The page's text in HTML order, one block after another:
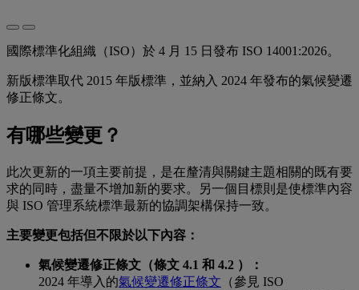
國際標準化組織（ISO）於 4 月 15 日發布 ISO 14001:2026。
新版標準取代 2015 年版標準，並納入 2024 年發布的氣候變遷
修正條文。
有哪些變更？
此次更新的一項主要前提，是在釐清與關鍵主題相關的既有要
求的同時，盡量不增加新的要求。另一個目標則是使標準內容
與 ISO 管理系統標準最新的協調架構保持一致。
主要變更包括但不限於以下內容：
氣候變遷修正條文（條文 4.1 和 4.2 ）：
2024 年導入的氣候變遷修正條文 （參見 ISO